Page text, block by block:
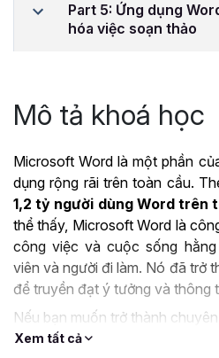
Part 5: Ứng dụng
hóa việc soạn thảo
Mô tả khoá học
Microsoft Word là một phần
dụng rộng rãi trên toàn cầu.
1,2 tỷ người dùng Word trên
thể thấy, Microsoft Word là
công việc và cuộc sống
viên và người đi làm. Nó đã trở
để truyền đạt ý tưởng và thông
Nếu bạn muốn trở thành
thể làm chủ công cụ này
Xem tất cả